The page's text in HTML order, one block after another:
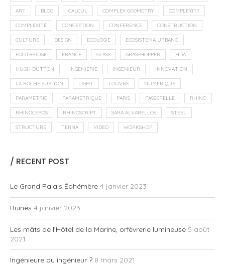
ART BLOG CALCUL COMPLEX GEOMETRY COMPLEXITY
COMPLEXITÉ CONCEPTION CONFERENCE CONSTRUCTION
CULTURE DESIGN ECOLOGIE ECOSISTEMA URBANO
FOOTBRIDGE FRANCE GLASS GRASSHOPPER HDA
HUGH DUTTON INGENIERIE INGENIEUR INNOVATION
LA ROCHE SUR YON LIGHT LOUVRE NUMERIQUE
PARAMETRIC PARAMETRIQUE PARIS PASSERELLE RHINO
RHINOCEROS RHINOSCRIPT SARA ALVARELLOS STEEL
STRUCTURE TERNA VIDEO WORKSHOP
/ RECENT POST
Le Grand Palais Éphémère 4 janvier 2023
Ruines 4 janvier 2023
Les mâts de l’Hôtel de la Marine, orfèvrerie lumineuse 5 août
2021
Ingénieure ou ingénieur ? 8 mars 2021